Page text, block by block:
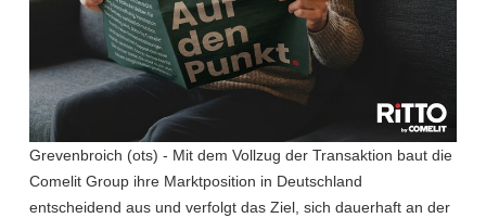
Grevenbroich (ots) - Mit dem Vollzug der Transaktion baut die
Comelit Group ihre Marktposition in Deutschland
entscheidend aus und verfolgt das Ziel, sich dauerhaft an der